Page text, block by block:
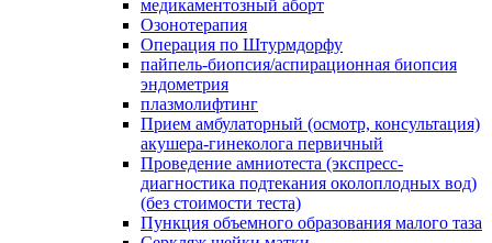
медикаментозный аборт
Озонотерапия
Операция по Штурмдорфу
пайпель-биопсия/аспирационная биопсия
эндометрия
плазмолифтинг
Прием амбулаторный (осмотр, консультация)
акушера-гинеколога первичный
Проведение амниотеста (экспресс-
диагностика подтекания околоплодных вод)
(без стоимости теста)
Пункция объемного образования малого таза